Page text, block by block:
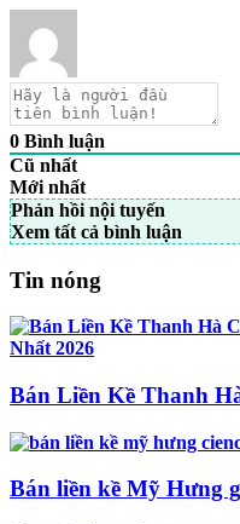
0 Bình luận
Cũ nhất
Mới nhất
Phản hồi nội tuyến
Xem tất cả bình luận
Tin nóng
Bán Liền Kề Thanh
Bán liền kề Mỹ Hưng